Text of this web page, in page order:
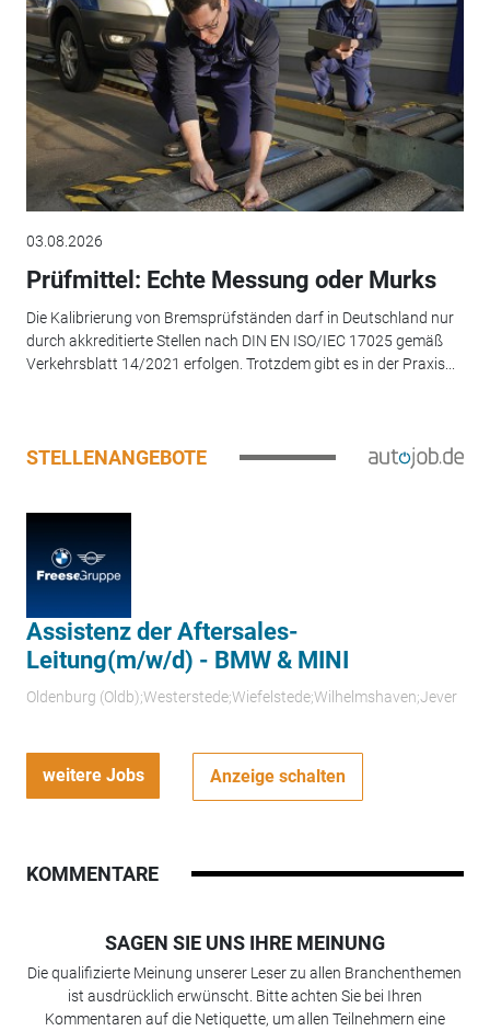
03.08.2026
Prüfmittel: Echte Messung oder Murks
Die Kalibrierung von Bremsprüfständen darf in Deutschland nur
durch akkreditierte Stellen nach DIN EN ISO/IEC 17025 gemäß
Verkehrsblatt 14/2021 erfolgen. Trotzdem gibt es in der Praxis...
STELLENANGEBOTE
Assistenz der Aftersales-
Leitung(m/w/d) - BMW & MINI
Oldenburg (Oldb);Westerstede;Wiefelstede;Wilhelmshaven;Jever
weitere Jobs Anzeige schalten
KOMMENTARE
SAGEN SIE UNS IHRE MEINUNG
Die qualifizierte Meinung unserer Leser zu allen Branchenthemen
ist ausdrücklich erwünscht. Bitte achten Sie bei Ihren
Kommentaren auf die Netiquette, um allen Teilnehmern eine